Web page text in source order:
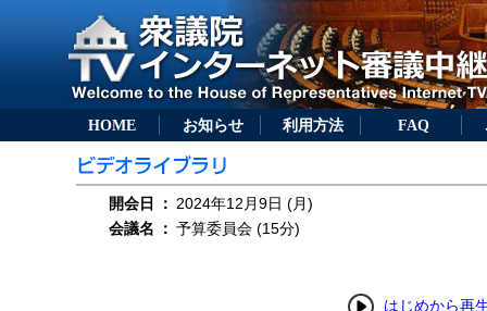
HOME お知らせ 利用方法 FAQ
開会日 ： 2024年12月9日 (月)
会議名
： 予算委員会 (15分)
はじめから再